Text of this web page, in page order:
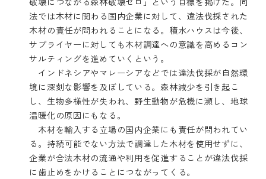
法では木材に関わる国内企業に対して、違法伐採された
木材の責任が問われることになる。積水ハウスは今後、
サプライヤーに対しても木材調達への意識を高めるコン
サルティングを進めていくという。
インドネシアやマレーシアなどでは違法伐採が自然環
境に深刻な影響を及ぼしている。森林減少を引き起こ
し、生物多様性が失われ、野生動物が危機に瀕し、地球
温暖化の原因にもなる。
木材を輸入する立場の国内企業にも責任が問われてい
る。持続可能でない方法で調達した木材を使用せずに、
企業が合法木材の流通や利用を促進することが違法伐採
に歯止めをかけることにつながってくる。